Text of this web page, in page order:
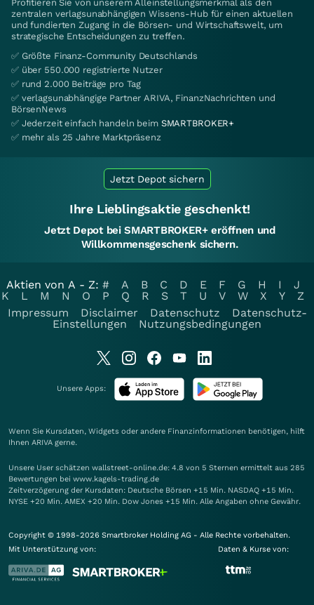
Profitieren Sie von unserem Alleinstellungsmerkmal als den
zentralen verlagsunabhängigen Wissens-Hub für einen aktuellen
und fundierten Zugang in die Börsen- und Wirtschaftswelt, um
strategische Entscheidungen zu treffen.
✅ Größte Finanz-Community Deutschlands
✅ über 550.000 registrierte Nutzer
✅ rund 2.000 Beiträge pro Tag
✅ verlagsunabhängige Partner ARIVA, FinanzNachrichten und
BörsenNews
✅ Jederzeit einfach handeln beim SMARTBROKER+
✅ mehr als 25 Jahre Marktpräsenz
Jetzt Depot sichern
Ihre Lieblingsaktie geschenkt!
Jetzt Depot bei SMARTBROKER+ eröffnen und
Willkommensgeschenk sichern.
Aktien von A - Z: # A B C D E F G H I
J
K
L M N O P Q R S T U V W X Y
Z
Impressum
Disclaimer Datenschutz
Datenschutz-
Einstellungen
Nutzungsbedingungen
Unsere Apps:
Wenn Sie Kursdaten, Widgets oder andere Finanzinformationen benötigen, hilft
Ihnen ARIVA gerne.
Unsere User schätzen wallstreet-online.de: 4.8 von 5 Sternen ermittelt aus 285
Bewertungen bei www.kagels-trading.de
Zeitverzögerung der Kursdaten: Deutsche Börsen +15 Min. NASDAQ +15 Min.
NYSE +20 Min. AMEX +20 Min. Dow Jones +15 Min. Alle Angaben ohne Gewähr.
Copyright © 1998-2026 Smartbroker Holding AG - Alle Rechte vorbehalten.
Mit Unterstützung von:
Daten & Kurse von: